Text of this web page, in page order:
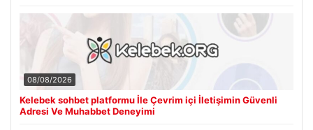
08/08/2026
Kelebek sohbet platformu İle Çevrim içi İletişimin Güvenli
Adresi Ve Muhabbet Deneyimi